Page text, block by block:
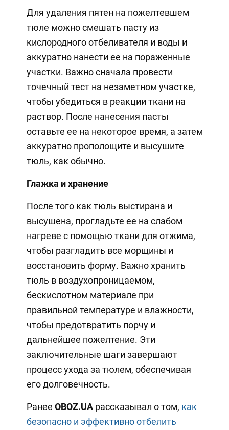
Для удаления пятен на пожелтевшем
тюле можно смешать пасту из
кислородного отбеливателя и воды и
аккуратно нанести ее на пораженные
участки. Важно сначала провести
точечный тест на незаметном участке,
чтобы убедиться в реакции ткани на
раствор. После нанесения пасты
оставьте ее на некоторое время, а затем
аккуратно прополощите и высушите
тюль, как обычно.
Глажка и хранение
После того как тюль выстирана и
высушена, прогладьте ее на слабом
нагреве с помощью ткани для отжима,
чтобы разгладить все морщины и
восстановить форму. Важно хранить
тюль в воздухопроницаемом,
бескислотном материале при
правильной температуре и влажности,
чтобы предотвратить порчу и
дальнейшее пожелтение. Эти
заключительные шаги завершают
процесс ухода за тюлем, обеспечивая
его долговечность.
Ранее OBOZ.UAрассказывал о том, как
безопасно и эффективно отбелить